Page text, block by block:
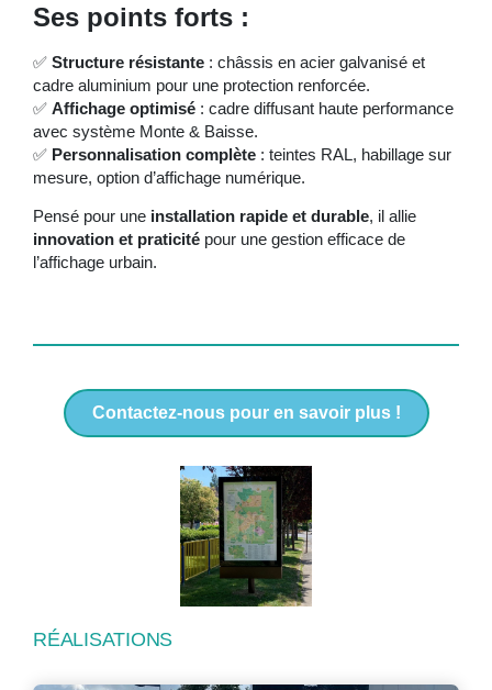
Ses points forts :
✅ Structure résistante : châssis en acier galvanisé et
cadre aluminium pour une protection renforcée.
✅ Affichage optimisé : cadre diffusant haute performance
avec système Monte & Baisse.
✅ Personnalisation complète : teintes RAL, habillage sur
mesure, option d’affichage numérique.
Pensé pour une installation rapide et durable, il allie
innovation et praticité pour une gestion efficace de
l’affichage urbain.
Contactez-nous pour en savoir plus !
RÉALISATIONS